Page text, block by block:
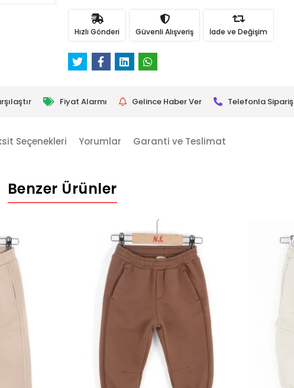
Hızlı Gönderi Güvenli Alışveriş İade ve Değişim
Fiyat Alarmı Gelince Haber Ver Telefonla Sipariş
Seçenekleri Yorumlar Garanti ve Teslimat
Benzer Ürünler